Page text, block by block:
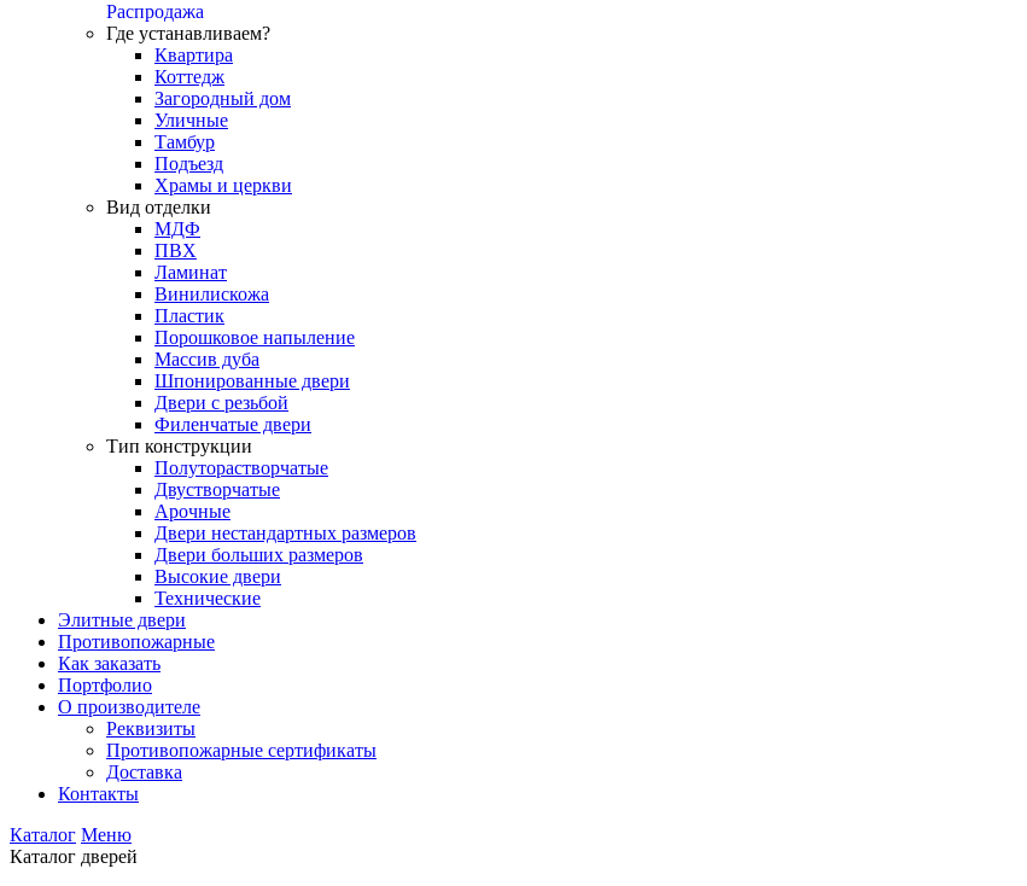
Распродажа
Где устанавливаем?
Квартира
Коттедж
Загородный дом
Уличные
Тамбур
Подъезд
Храмы и церкви
Вид отделки
МДФ
ПВХ
Ламинат
Винилискожа
Пластик
Порошковое напыление
Массив дуба
Шпонированные двери
Двери с резьбой
Филенчатые двери
Тип конструкции
Полуторастворчатые
Двустворчатые
Арочные
Двери нестандартных размеров
Двери больших размеров
Высокие двери
Технические
Элитные двери
Противопожарные
Как заказать
Портфолио
О производителе
Реквизиты
Противопожарные сертификаты
Доставка
Контакты
Каталог Меню
Каталог дверей